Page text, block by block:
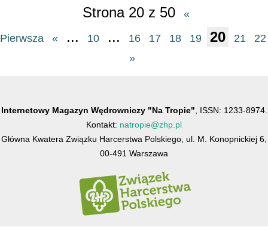
Strona 20 z 50 «
Pierwsza « ... 10 ... 16 17 18 19 20 21
22
»
Internetowy Magazyn Wędrowniczy "Na Tropie" , ISSN: 1233-8974.
Kontakt: natropie@zhp.pl
Główna Kwatera Związku Harcerstwa Polskiego, ul. M. Konopnickiej 6,
00-491 Warszawa